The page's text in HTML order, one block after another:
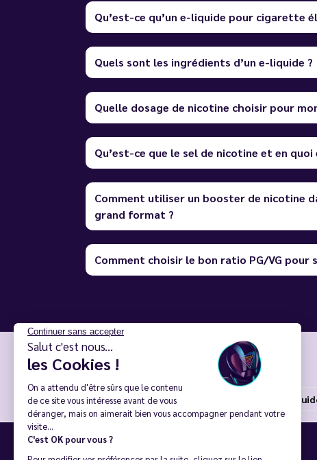
Continuer sans accepter
Salut c'est nous...
les Cookies !
On a attendu d'être sûrs que le contenu
de ce site vous intéresse avant de vous
déranger, mais on aimerait bien vous accompagner pendant votre
visite...
C'est OK pour vous ?
Qu’est-ce qu’un e-liquide pour cigarette
Quels sont les ingrédients d’un e-liquide ?
Quelle dosage de nicotine choisir pour
Qu’est-ce que le sel de nicotine et en
Comment utiliser un booster de nicotine
grand format ?
Comment choisir le bon ratio PG/VG pour
Craquez aussi pour
E-liquides E-liquides prix dégressifs E-
Inscription à la newsletter